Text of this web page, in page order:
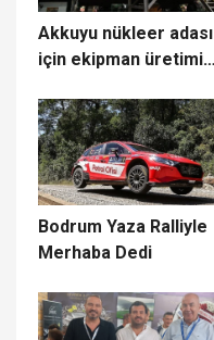
Akkuyu nükleer adası
için ekipman üretimi
gerçekleştiriliyor
Bodrum Yaza Ralliyle
Merhaba Dedi